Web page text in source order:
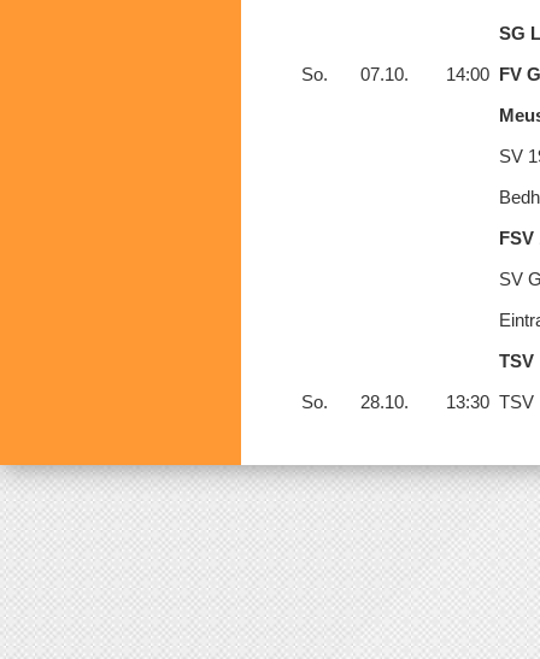
SG
So.
07.10. 14:00 FV
SV
FSV
SV
So.
28.10. 13:30 TSV